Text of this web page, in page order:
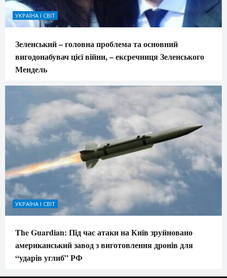
УКРАЇНА І СВІТ
Зеленський – головна проблема та основний
вигодонабувач цієї війни, – ексречниця Зеленського
Мендель
УКРАЇНА І СВІТ
The Guardian: Під час атаки на Київ зруйновано
американський завод з виготовлення дронів для
“ударів углиб” РФ